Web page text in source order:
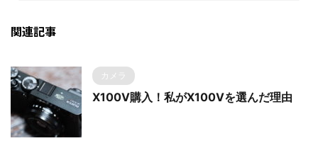
関連記事
カメラ
X100V購入！私がX100Vを選んだ理由